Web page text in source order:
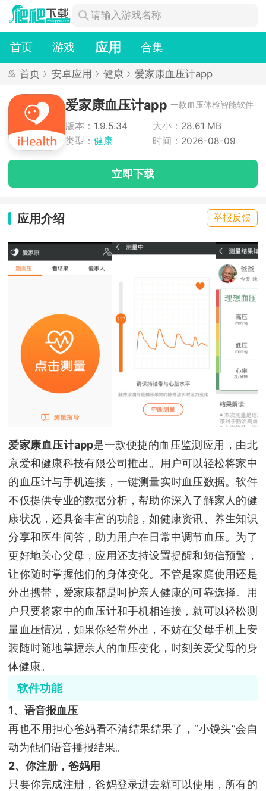
首页 游戏 应用 合集
首页 安卓应用 健康 爱家康血压计app
爱家康血压计app 一款血压体检智能软件
版本： 1.9.5.34 大小： 28.61 MB
类型： 健康 时间： 2026-08-09
立即下载
应用介绍 举报反馈
爱家康血压计app是一款便捷的血压监测应用，由北
京爱和健康科技有限公司推出。用户可以轻松将家中
的血压计与手机连接，一键测量实时血压数据。软件
不仅提供专业的数据分析，帮助你深入了解家人的健
康状况，还具备丰富的功能，如健康资讯、养生知识
分享和医生问答，助力用户在日常中调节血压。为了
更好地关心父母，应用还支持设置提醒和短信预警，
让你随时掌握他们的身体变化。不管是家庭使用还是
外出携带，爱家康都是呵护亲人健康的可靠选择。用
户只要将家中的血压计和手机相连接，就可以轻松测
量血压情况，如果你经常外出，不妨在父母手机上安
装随时随地掌握亲人的血压变化，时刻关爱父母的身
体健康。
软件功能
1、语音报血压
再也不用担心爸妈看不清结果结果了，“小馒头”会自
动为他们语音播报结果。
2、你注册，爸妈用
只要你完成注册，爸妈登录进去就可以使用，所有的